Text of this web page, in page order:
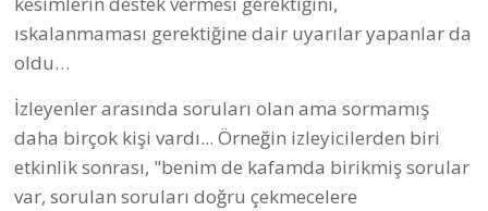
ıskalanmaması gerektiğine dair uyarılar yapanlar da
oldu…
İzleyenler arasında soruları olan ama sormamış
daha birçok kişi vardı... Örneğin izleyicilerden biri
etkinlik sonrası, "benim de kafamda birikmiş sorular
var, sorulan soruları doğru çekmecelere